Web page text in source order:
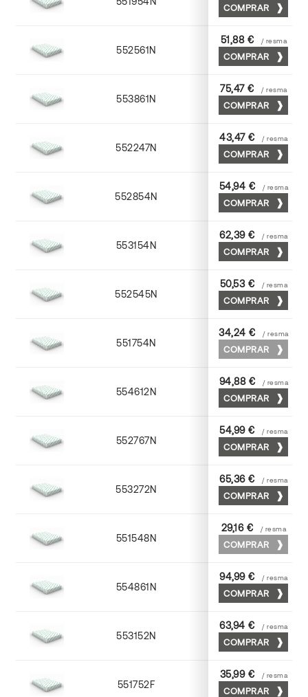
COMPRAR
552561N 63 x 88
51,88 € / resma
COMPRAR
553861N 63 x 88
75,47 € / resma
COMPRAR
552247N 45 x 64
43,47 € / resma
COMPRAR
552854N 52 x 70
54,94 € / resma
COMPRAR
553154N 52 x 70
62,39 € / resma
COMPRAR
552545N 45 x 64
50,53 € / resma
COMPRAR
551754N 52 x 70
34,24 € / resma
COMPRAR
554612N 72 x 102
94,88 € / resma
COMPRAR
552767N 65 x 90
54,99 € / resma
COMPRAR
553272N 70 x 100
65,36 € / resma
COMPRAR
551548N 45 x 64
29,16 € / resma
COMPRAR
554861N 63 x 88
94,99 € / resma
COMPRAR
553152N 52 x 70
63,94 € / resma
COMPRAR
551752F 52 x 70
35,99 € / resma
COMPRAR